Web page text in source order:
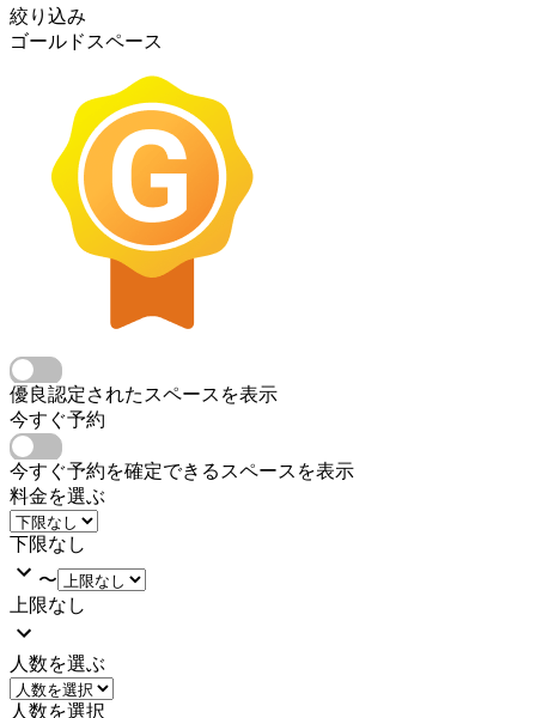
絞り込み
ゴールドスペース
優良認定されたスペースを表示
今すぐ予約
今すぐ予約を確定できるスペースを表示
料金を選ぶ
下限なし
〜
上限なし
人数を選ぶ
人数を選択